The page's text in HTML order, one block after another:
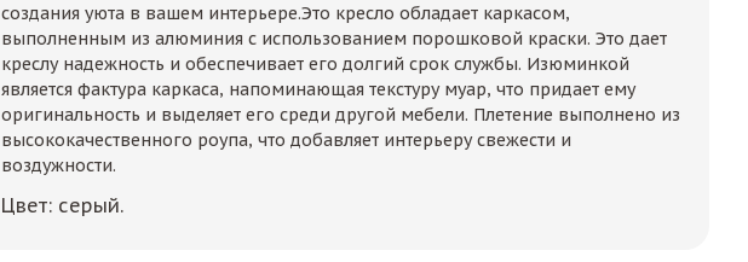
создания уюта в вашем интерьере.Это кресло обладает каркасом,
выполненным из алюминия с использованием порошковой краски. Это дает
креслу надежность и обеспечивает его долгий срок службы. Изюминкой
является фактура каркаса, напоминающая текстуру муар, что придает ему
оригинальность и выделяет его среди другой мебели. Плетение выполнено из
высококачественного роупа, что добавляет интерьеру свежести и
воздужности.
Цвет: серый.